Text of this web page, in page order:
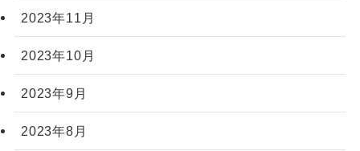
2023年11月
2023年10月
2023年9月
2023年8月